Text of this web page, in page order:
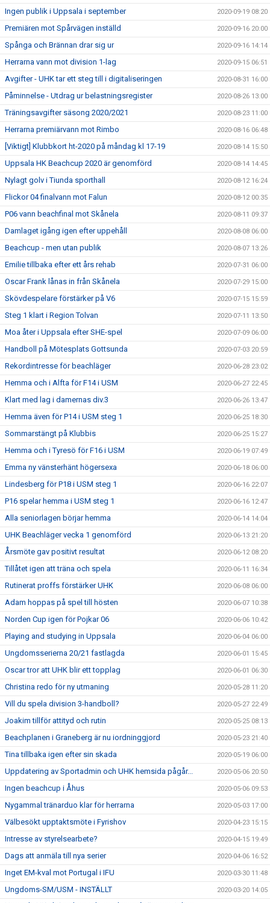
Ingen publik i Uppsala i september 2020-09-19 08:20
Premiären mot Spårvägen inställd 2020-09-16 20:00
Spånga och Brännan drar sig ur 2020-09-16 14:14
Herrarna vann mot division 1-lag 2020-09-15 06:51
Avgifter - UHK tar ett steg till i digitaliseringen 2020-08-31 16:00
Påminnelse - Utdrag ur belastningsregister 2020-08-26 13:00
Träningsavgifter säsong 2020/2021 2020-08-23 11:00
Herrarna premiärvann mot Rimbo 2020-08-16 06:48
[Viktigt] Klubbkort ht-2020 på måndag kl 17-19 2020-08-14 15:50
Uppsala HK Beachcup 2020 är genomförd 2020-08-14 14:45
Nylagt golv i Tiunda sporthall 2020-08-12 16:24
Flickor 04 finalvann mot Falun 2020-08-12 00:35
P06 vann beachfinal mot Skånela 2020-08-11 09:37
Damlaget igång igen efter uppehåll 2020-08-08 06:00
Beachcup - men utan publik 2020-08-07 13:26
Emilie tillbaka efter ett års rehab 2020-07-31 06:00
Oscar Frank lånas in från Skånela 2020-07-29 15:00
Skövdespelare förstärker på V6 2020-07-15 15:59
Steg 1 klart i Region Tolvan 2020-07-11 13:50
Moa åter i Uppsala efter SHE-spel 2020-07-09 06:00
Handboll på Mötesplats Gottsunda 2020-07-03 20:59
Rekordintresse för beachläger 2020-06-28 23:02
Hemma och i Alfta för F14 i USM 2020-06-27 22:45
Klart med lag i damernas div.3 2020-06-26 13:47
Hemma även för P14 i USM steg 1 2020-06-25 18:30
Sommarstängt på Klubbis 2020-06-25 15:27
Hemma och i Tyresö för F16 i USM 2020-06-19 07:49
Emma ny vänsterhänt högersexa 2020-06-18 06:00
Lindesberg för P18 i USM steg 1 2020-06-16 22:07
P16 spelar hemma i USM steg 1 2020-06-16 12:47
Alla seniorlagen börjar hemma 2020-06-14 14:04
UHK Beachläger vecka 1 genomförd 2020-06-13 21:20
Årsmöte gav positivt resultat 2020-06-12 08:20
Tillåtet igen att träna och spela 2020-06-11 16:34
Rutinerat proffs förstärker UHK 2020-06-08 06:00
Adam hoppas på spel till hösten 2020-06-07 10:38
Norden Cup igen för Pojkar 06 2020-06-06 10:42
Playing and studying in Uppsala 2020-06-04 06:00
Ungdomsserierna 20/21 fastlagda 2020-06-01 15:45
Oscar tror att UHK blir ett topplag 2020-06-01 06:30
Christina redo för ny utmaning 2020-05-28 11:20
Vill du spela division 3-handboll? 2020-05-27 22:49
Joakim tillför attityd och rutin 2020-05-25 08:13
Beachplanen i Graneberg är nu iordninggjord 2020-05-23 21:40
Tina tillbaka igen efter sin skada 2020-05-19 06:00
Uppdatering av Sportadmin och UHK hemsida pågår... 2020-05-06 20:50
Ingen beachcup i Åhus 2020-05-06 09:53
Nygammal tränarduo klar för herrarna 2020-05-03 17:00
Välbesökt upptaktsmöte i Fyrishov 2020-04-23 15:15
Intresse av styrelsearbete? 2020-04-15 19:49
Dags att anmäla till nya serier 2020-04-06 16:52
Inget EM-kval mot Portugal i IFU 2020-03-30 11:48
Ungdoms-SM/USM - INSTÄLLT 2020-03-20 14:05